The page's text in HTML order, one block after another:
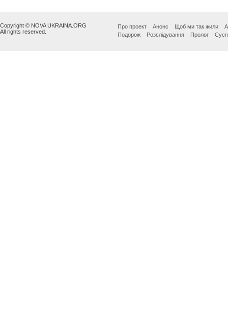
Copyright © NOVA UKRAINA.ORG
All rights reserved.
Про проект Анонс Щоб ми так жили
Подорож
Розслідування Пролог